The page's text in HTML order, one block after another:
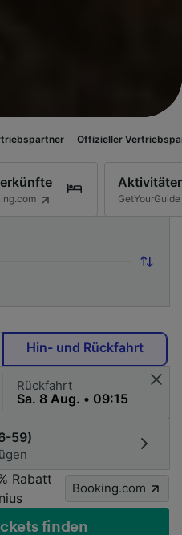
Offizieller Vertriebspartner
GetYourGuide
Hin- und Rückfahrt
Rückfahrt
59)
Rabatt
Booking.com
finden